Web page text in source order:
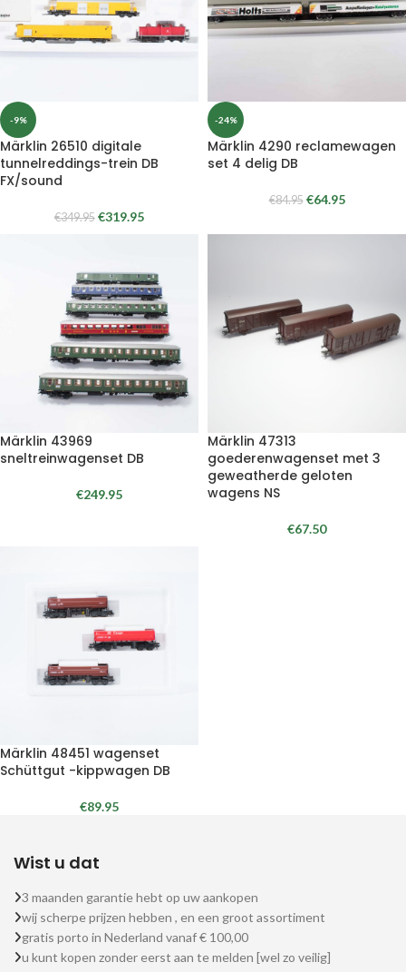
-9%
Märklin 26510 digitale
tunnelreddings-trein DB
FX/sound
€349.95 €319.95
-24%
Märklin 4290 reclamewagen
set 4 delig DB
€84.95 €64.95
Märklin 43969
sneltreinwagenset DB
€249.95
Märklin 47313
goederenwagenset met 3
geweatherde geloten
wagens NS
€67.50
Märklin 48451 wagenset
Schüttgut -kippwagen DB
€89.95
Wist u dat
3 maanden garantie hebt op uw aankopen
wij scherpe prijzen hebben , en een groot assortiment
gratis porto in Nederland vanaf € 100,00
u kunt kopen zonder eerst aan te melden [wel zo veilig]